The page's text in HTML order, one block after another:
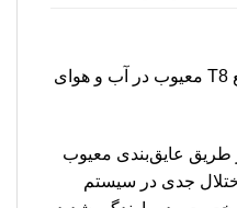
آیا رانندگی با وایر شمع T8 معیوب در آب و هوای
طریق عایق‌بندی معیوب
جدی در سیستم